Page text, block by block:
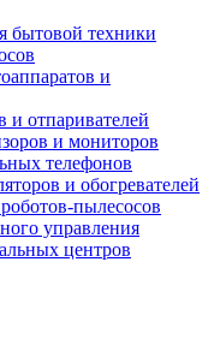
бытовой техники
и
и отпаривателей
и мониторов
телефонов
и обогревателей
пылесосов
управления
центров